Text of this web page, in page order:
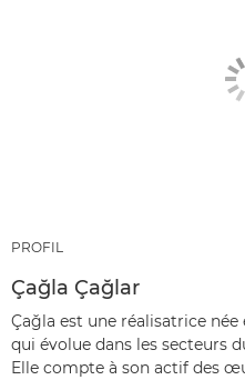
PROFIL
Çağla Çağlar
Çağla est une réalisatrice née
qui évolue dans les secteurs
Elle compte à son actif des